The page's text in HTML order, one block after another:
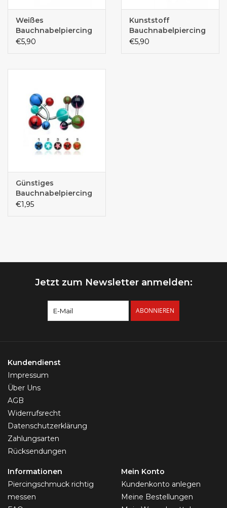
Weißes
Bauchnabelpiercing
€5,90
Kunststoff
Bauchnabelpiercing
€5,90
Günstiges
Bauchnabelpiercing
€1,95
Jetzt zum Newsletter anmelden:
ABONNIEREN
Kundendienst
Impressum
Über Uns
AGB
Widerrufsrecht
Datenschutzerklärung
Zahlungsarten
Rücksendungen
Informationen
Piercingschmuck richtig
messen
Mein Konto
Kundenkonto anlegen
Meine Bestellungen